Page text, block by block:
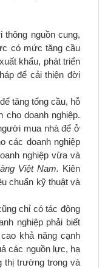
nguồn cung,
có mức tăng cầu
khẩu, phát triển
để cải thiện đời
tăng tổng cầu, hỗ
doanh nghiệp.
mua nhà để ở
các doanh nghiệp
nghiệp vừa và
Việt Nam. Kiên
chuẩn kỹ thuật và
chỉ có tác động
nghiệp phải biết
khả năng cạnh
các nguồn lực, hạ
thị trường trong và